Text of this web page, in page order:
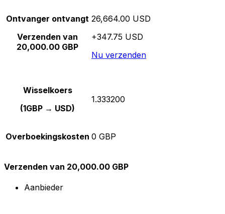
Ontvanger ontvangt
Verzenden van
20,000.00 GBP
26,664.00 USD
+347.75 USD
Nu verzenden
Wisselkoers
(1GBP → USD)
1.333200
Overboekingskosten 0 GBP
Verzenden van 20,000.00 GBP
Aanbieder